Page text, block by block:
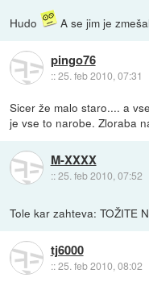
Hudo A se jim je
pingo76
::25. feb 2010, 07:31
Sicer že malo staro.... a
je vse to narobe. Zloraba
M-XXXX
::25. feb 2010, 07:52
Tole kar zahteva: TOŽITE
tj6000
::25. feb 2010, 08:02